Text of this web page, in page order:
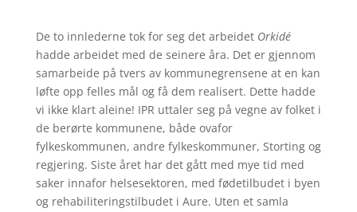
De to innlederne tok for seg det arbeidet Orkidé
hadde arbeidet med de seinere åra. Det er gjennom
samarbeide på tvers av kommunegrensene at en kan
løfte opp felles mål og få dem realisert. Dette hadde
vi ikke klart aleine! IPR uttaler seg på vegne av folket i
de berørte kommunene, både ovafor
fylkeskommunen, andre fylkeskommuner, Storting og
regjering. Siste året har det gått med mye tid med
saker innafor helsesektoren, med fødetilbudet i byen
og rehabiliteringstilbudet i Aure. Uten et samla